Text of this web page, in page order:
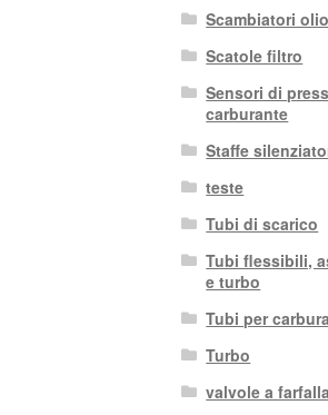
Scambiatori
Scatole filtro
Sensori di
carburante
Staffe
teste
Tubi di scarico
Tubi flessibili,
e turbo
Tubi per
Turbo
valvole a farfalla